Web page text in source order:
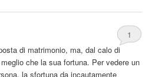
1
di matrimonio, ma, dal calo di
che la sua fortuna. Per vedere un
la sfortuna da incautamente